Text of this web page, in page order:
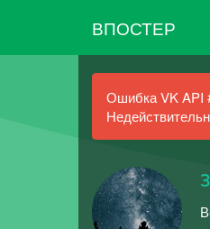
ВПОСТЕР
Ошибка VK API